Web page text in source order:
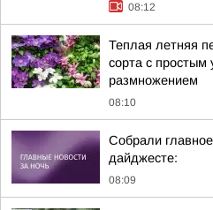
08:12
Теплая летняя
сорта с простым
размножением
08:10
Собрали
дайджесте:
08:09